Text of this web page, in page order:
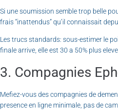
Si une soumission semble trop belle
frais “inattendus” qu’il connaissait
Les trucs standards: sous-estimer le
finale arrive, elle est 30 a 50% plus
3. Compagnies
Mefiez-vous des compagnies de
presence en ligne minimale, pas de